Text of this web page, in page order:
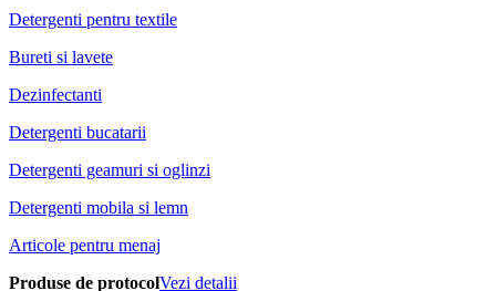
Detergenti pentru textile
Bureti si lavete
Dezinfectanti
Detergenti bucatarii
Detergenti geamuri si oglinzi
Detergenti mobila si lemn
Articole pentru menaj
Produse de protocolVezi detalii